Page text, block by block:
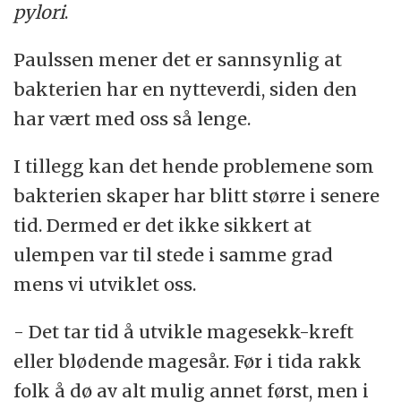
pylori.
Paulssen mener det er sannsynlig at
bakterien har en nytteverdi, siden den
har vært med oss så lenge.
I tillegg kan det hende problemene som
bakterien skaper har blitt større i senere
tid. Dermed er det ikke sikkert at
ulempen var til stede i samme grad
mens vi utviklet oss.
- Det tar tid å utvikle magesekk-kreft
eller blødende magesår. Før i tida rakk
folk å dø av alt mulig annet først, men i